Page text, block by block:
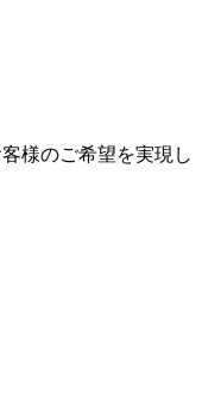
様のご希望を実現し